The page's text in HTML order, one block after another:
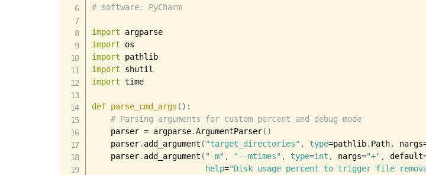
# software: PyCharm
import
import
import
import
import time
def parse_cmd_args ( ) :
# Parsing arguments for custom percent and debug mode
    parser
= argparse.ArgumentParser( )
    parser
. add_argument ( "target_directories" , type=pathlib. Path, nargs
    parser
. add_argument ( "-m" , "--mtimes" , type=int , nargs="+" , default
help="Disk usage percent to trigger file